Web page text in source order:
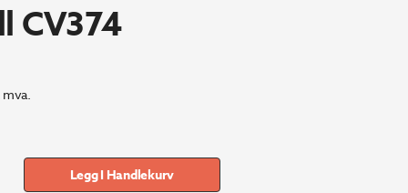
CV374
mva.
Legg I Handlekurv